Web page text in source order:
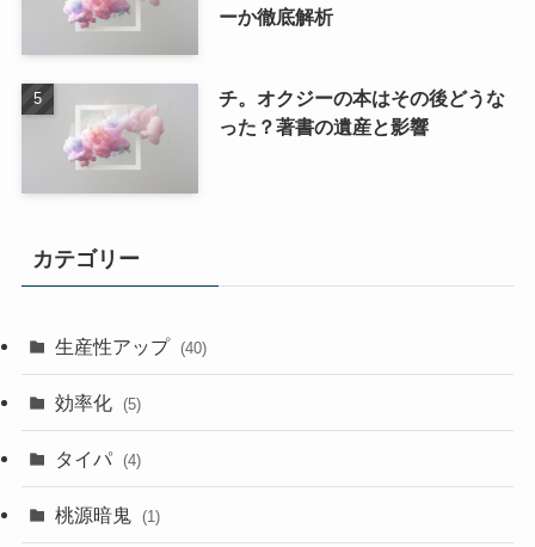
ーか徹底解析
チ。オクジーの本はその後どうな
った？著書の遺産と影響
カテゴリー
生産性アップ (40)
効率化 (5)
タイパ (4)
桃源暗鬼 (1)